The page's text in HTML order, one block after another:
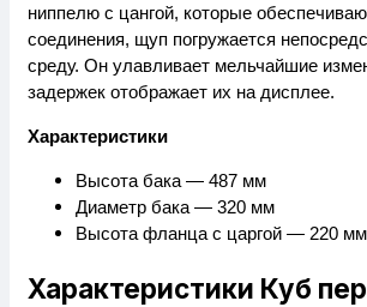
ниппелю с цангой, которые
соединения, щуп погружается
среду. Он улавливает мельчайшие
задержек отображает их на дисплее.
Характеристики
Высота бака — 487 мм
Диаметр бака — 320 мм
Высота фланца с царгой — 220 мм
Характеристики Куб